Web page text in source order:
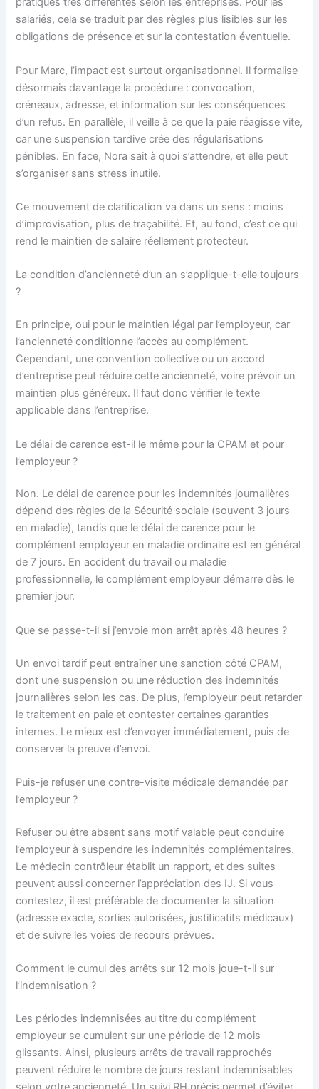
salariés, cela se traduit par des règles plus lisibles sur les
obligations de présence et sur la contestation éventuelle.
Pour Marc, l’impact est surtout organisationnel. Il formalise
désormais davantage la procédure : convocation,
créneaux, adresse, et information sur les conséquences
d’un refus. En parallèle, il veille à ce que la paie réagisse vite,
car une suspension tardive crée des régularisations
pénibles. En face, Nora sait à quoi s’attendre, et elle peut
s’organiser sans stress inutile.
Ce mouvement de clarification va dans un sens : moins
d’improvisation, plus de traçabilité. Et, au fond, c’est ce qui
rend le maintien de salaire réellement protecteur.
La condition d’ancienneté d’un an s’applique-t-elle toujours
?
En principe, oui pour le maintien légal par l’employeur, car
l’ancienneté conditionne l’accès au complément.
Cependant, une convention collective ou un accord
d’entreprise peut réduire cette ancienneté, voire prévoir un
maintien plus généreux. Il faut donc vérifier le texte
applicable dans l’entreprise.
Le délai de carence est-il le même pour la CPAM et pour
l’employeur ?
Non. Le délai de carence pour les indemnités journalières
dépend des règles de la Sécurité sociale (souvent 3 jours
en maladie), tandis que le délai de carence pour le
complément employeur en maladie ordinaire est en général
de 7 jours. En accident du travail ou maladie
professionnelle, le complément employeur démarre dès le
premier jour.
Que se passe-t-il si j’envoie mon arrêt après 48 heures ?
Un envoi tardif peut entraîner une sanction côté CPAM,
dont une suspension ou une réduction des indemnités
journalières selon les cas. De plus, l’employeur peut retarder
le traitement en paie et contester certaines garanties
internes. Le mieux est d’envoyer immédiatement, puis de
conserver la preuve d’envoi.
Puis-je refuser une contre-visite médicale demandée par
l’employeur ?
Refuser ou être absent sans motif valable peut conduire
l’employeur à suspendre les indemnités complémentaires.
Le médecin contrôleur établit un rapport, et des suites
peuvent aussi concerner l’appréciation des IJ. Si vous
contestez, il est préférable de documenter la situation
(adresse exacte, sorties autorisées, justificatifs médicaux)
et de suivre les voies de recours prévues.
Comment le cumul des arrêts sur 12 mois joue-t-il sur
l’indemnisation ?
Les périodes indemnisées au titre du complément
employeur se cumulent sur une période de 12 mois
glissants. Ainsi, plusieurs arrêts de travail rapprochés
peuvent réduire le nombre de jours restant indemnisables